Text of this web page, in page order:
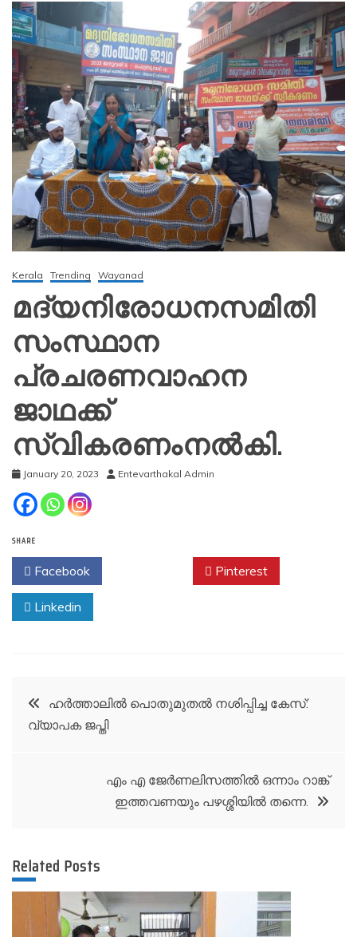
Kerala Trending Wayanad
മദ്യനിരോധനസമിതി
സംസ്ഥാന
പ്രചരണവാഹന
ജാഥക്ക്
സ്വികരണംനൽകി.
January 20, 2023 Entevarthakal Admin
SHARE
Facebook Pinterest
Linkedin
Post
navigation
ഹർത്താലിൽ പൊതുമുതൽ നശിപ്പിച്ച കേസ്:
വ്യാപക ജപ്തി
എം എ ജേർണലിസത്തിൽ ഒന്നാം റാങ്ക്
ഇത്തവണയും പഴശ്ശിയിൽ തന്നെ.
Related Posts